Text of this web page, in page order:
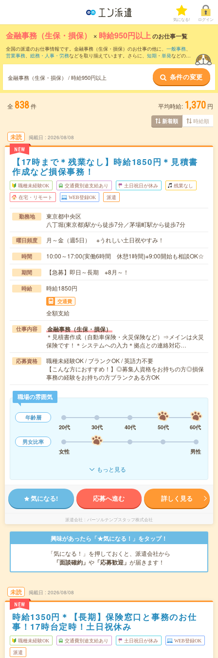
気になる! ログイン
金融事務（生保・損保） × 時給950円以上のお仕事一覧
全国の派遣のお仕事情報です。金融事務（生保・損保）のお仕事の他に、 一般事務、
営業事務、 総務・人事・労務などを取り揃えています。さらに、 短期 ・ 単発などの期
金融事務（生保・損保） / 時給950円以上 条件の変更
全 838件 平均時給: 1,370 円
新着順 時給順
未読
NEW
掲載日 2026/08/08
【17時まで＊残業なし】時給1850円＊見積書
作成など損保事務！
職種未経験OK 交通費別途支給あり 土日祝日が休み 残業なし
在宅・リモート WEB登録OK 派遣
勤務地
東京都中央区
八丁堀(東京都)駅から徒歩7分／茅場町駅から徒歩7分
曜日頻度 月～金（週5日） ※うれしい土日祝やすみ！
時間 10:00～17:00(実働6時間 休憩1時間)※9:00開始も相談OK☆
期間 【急募】即日～長期 ※8月～！
時給 時給1850円
交通費
全額支給
仕事内容 金融事務（生保・損保）
＊見積書作成（自動車保険・火災保険など）⇒メインは火災
保険です！＊システムへの入力＊拠点との連絡対応…
応募資格
職種未経験OK / ブランクOK / 英語力不要
【こんな方におすすめ！】◎募集人資格をお持ちの方◎損保
事務の経験をお持ちの方ブランクある方OK
職場の雰囲気
年齢層
20代
30代 40代 50代
60代
男女比率
女性
男性
もっと見る
気になる! 応募へ進む 詳しく見る
派遣会社 パーソルテンプスタッフ株式会社
興味があったら「★気になる！」をタップ！
「気になる！」を押しておくと、派遣会社から
「面談確約」 や 「応募歓迎」 が届きます！
未読
NEW
掲載日 2026/08/08
時給1350円＊【長期】保険窓口と事務のお仕
事！17時台定時！土日祝休み
職種未経験OK 交通費別途支給あり 土日祝日が休み WEB登録OK
派遣